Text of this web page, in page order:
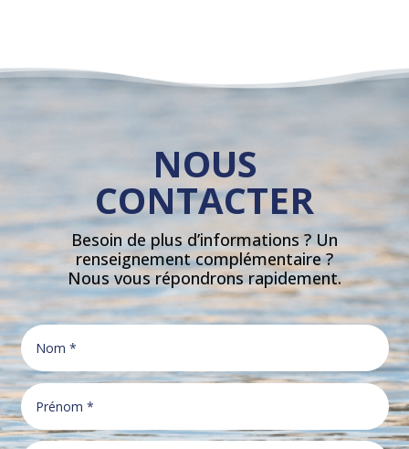
NOUS
CONTACTER
Besoin de plus d’informations ? Un
renseignement complémentaire ?
Nous vous répondrons rapidement.